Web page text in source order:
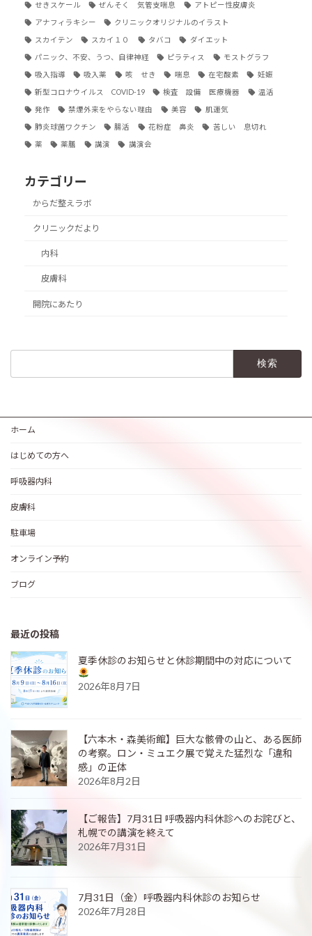
せきスケール ぜんそく 気管支喘息 アトピー性皮膚炎
アナフィラキシー クリニックオリジナルのイラスト
スカイテン スカイ１０ タバコ ダイエット
パニック、不安、うつ、自律神経 ピラティス モストグラフ
吸入指導 吸入薬 咳 せき 喘息 在宅酸素 妊娠
新型コロナウイルス COVID-19 検査 設備 医療機器 温活
発作 禁煙外来をやらない理由 美容 肌運気
肺炎球菌ワクチン 腸活 花粉症 鼻炎 苦しい 息切れ
薬 薬膳 講演 講演会
カテゴリー
からだ整えラボ
クリニックだより
内科
皮膚科
開院にあたり
ホーム
はじめての方へ
呼吸器内科
皮膚科
駐車場
オンライン予約
ブログ
最近の投稿
夏季休診のお知らせと休診期間中の対応について
2026年8月7日
【六本木・森美術館】巨大な骸骨の山と、ある医師
の考察。ロン・ミュエク展で覚えた猛烈な「違和
感」の正体
2026年8月2日
【ご報告】7月31日 呼吸器内科休診へのお詫びと、
札幌での講演を終えて
2026年7月31日
7月31日（金）呼吸器内科休診のお知らせ
2026年7月28日